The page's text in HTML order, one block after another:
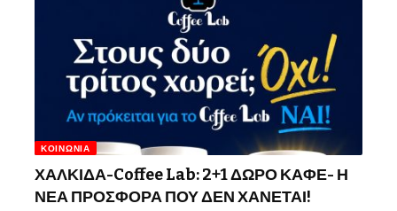
ΚΟΙΝΩΝΊΑ
ΧΑΛΚΙΔΑ-Coffee Lab: 2+1 ΔΩΡΟ ΚΑΦΕ- Η
ΝΕΑ ΠΡΟΣΦΟΡΑ ΠΟΥ ΔΕΝ ΧΑΝΕΤΑΙ!